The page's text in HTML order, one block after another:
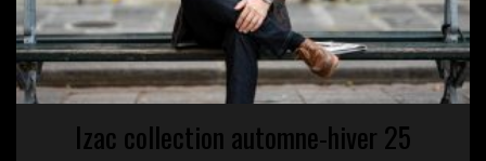
Izac collection automne-hiver 25